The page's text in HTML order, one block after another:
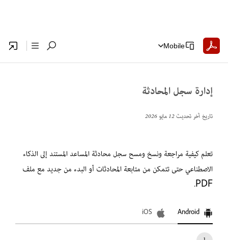
Mobile
إدارة سجل المحادثة
تاريخ آخر تحديث12 مايو 2026
تعلم كيفية مراجعة ونسخ ومسح سجل محادثة المساعد المستند إلى الذكاء
الاصطناعي حتى تتمكن من متابعة المحادثات أو البدء من جديد مع ملف
PDF.
Android
iOS